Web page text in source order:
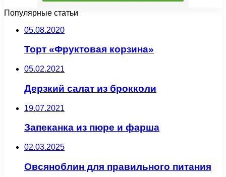
Популярные статьи
05.08.2020
Торт «Фруктовая корзина»
05.02.2021
Дерзкий салат из брокколи
19.07.2021
Запеканка из пюре и фарша
02.03.2025
Овсяноблин для правильного питания